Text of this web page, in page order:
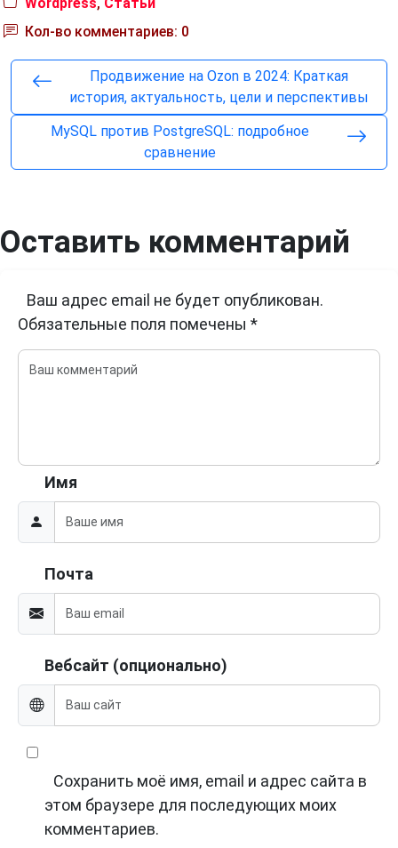
Wordpress, Статьи
Кол-во комментариев: 0
Продвижение на Ozon в 2024: Краткая
история, актуальность, цели и перспективы
MySQL против PostgreSQL: подробное
сравнение
Оставить комментарий
Ваш адрес email не будет опубликован.
Обязательные поля помечены *
Имя
Почта
Вебсайт (опционально)
Сохранить моё имя, email и адрес сайта в
этом браузере для последующих моих
комментариев.